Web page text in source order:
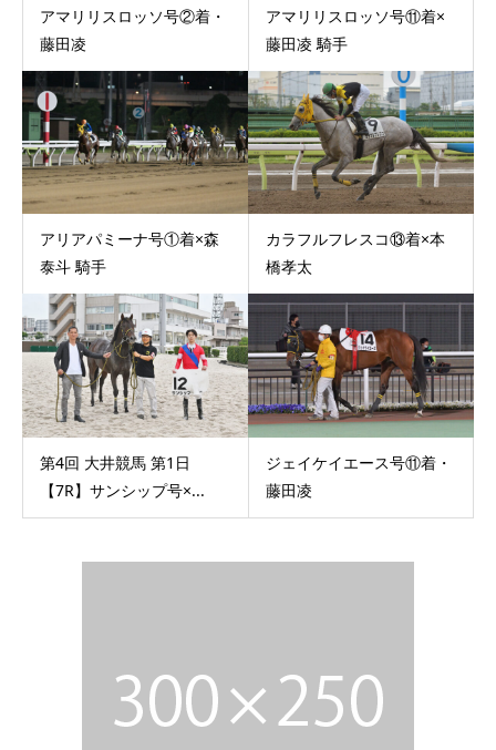
アマリリスロッソ号②着・
藤田凌
アマリリスロッソ号⑪着×
藤田凌 騎手
アリアパミーナ号①着×森
泰斗 騎手
カラフルフレスコ⑬着×本
橋孝太
第4回 大井競馬 第1日
【7R】サンシップ号×...
ジェイケイエース号⑪着・
藤田凌